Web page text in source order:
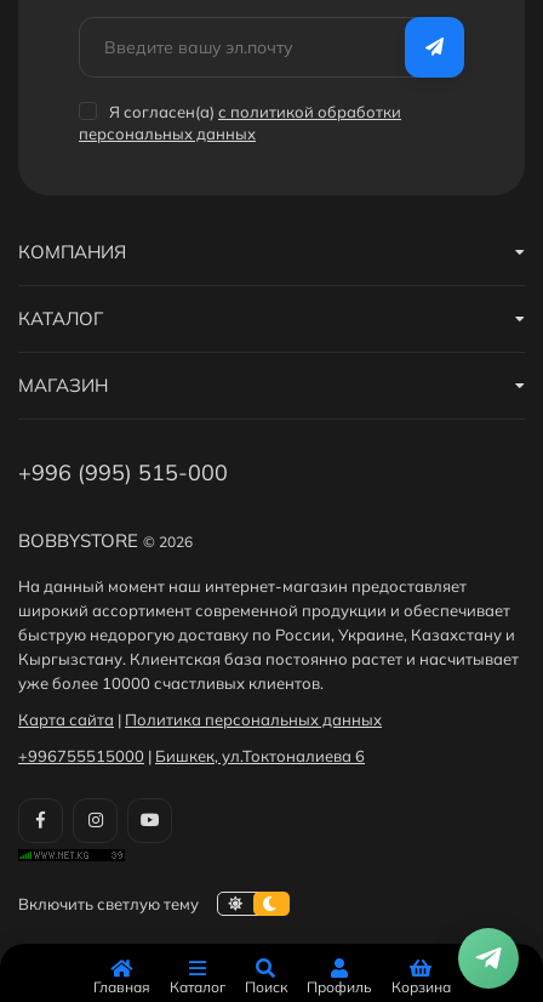
Я согласен(a) с политикой обработки
персональных данных
BOBBYSTORE © 2026
На данный момент наш интернет-магазин предоставляет
широкий ассортимент современной продукции и обеспечивает
быструю недорогую доставку по России, Украине, Казахстану и
Кыргызстану. Клиентская база постоянно растет и насчитывает
уже более 10000 счастливых клиентов.
Карта сайта | Политика персональных данных
+996755515000 | Бишкек, ул.Токтоналиева 6
КОМПАНИЯ
КАТАЛОГ
МАГАЗИН
+996 (995) 515-000
Главная Каталог Поиск Профиль Корзина